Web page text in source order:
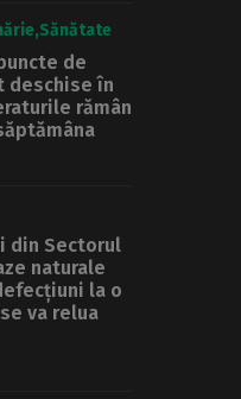
Sănătate
de
deschise în
rămân
din Sectorul
naturale
la o
va relua